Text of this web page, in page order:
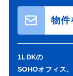
物件
1LDKの
SOHOオフィス